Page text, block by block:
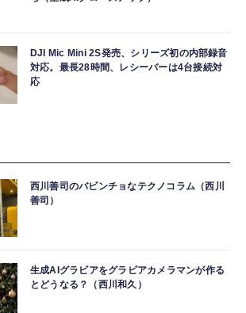
DJI Mic Mini 2S発売、シリーズ初の内部録音
対応。最長28時間、レシーバーは4台接続対
応
西川善司のバビンチョなテクノコラム（西川
善司）
生成AIグラビアをグラビアカメラマンが作る
とどうなる？（西川和久）